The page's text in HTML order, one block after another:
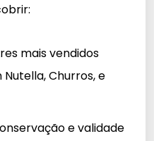
mais vendidos
Churros, e
e validade